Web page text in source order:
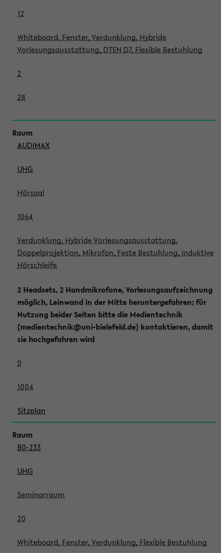
12
Whiteboard, Fenster, Verdunklung, Hybride
Vorlesungsausstattung, DTEN D7, Flexible Bestuhlung
2
28
AUDIMAX
UHG
Hörsaal
1064
Verdunklung, Hybride Vorlesungsausstattung,
Doppelprojektion, Mikrofon, Feste Bestuhlung, Induktive
Hörschleife
2 Headsets, 2 Handmikrofone, Vorlesungsaufzeichnung
möglich, Leinwand in der Mitte heruntergefahren; für
Nutzung beider Seiten bitte die Medientechnik
(medientechnik@uni-bielefeld.de) kontaktieren, damit
sie hochgefahren wird
0
1004
Sitzplan
B0-233
UHG
Seminarraum
20
Whiteboard, Fenster, Verdunklung, Flexible Bestuhlung